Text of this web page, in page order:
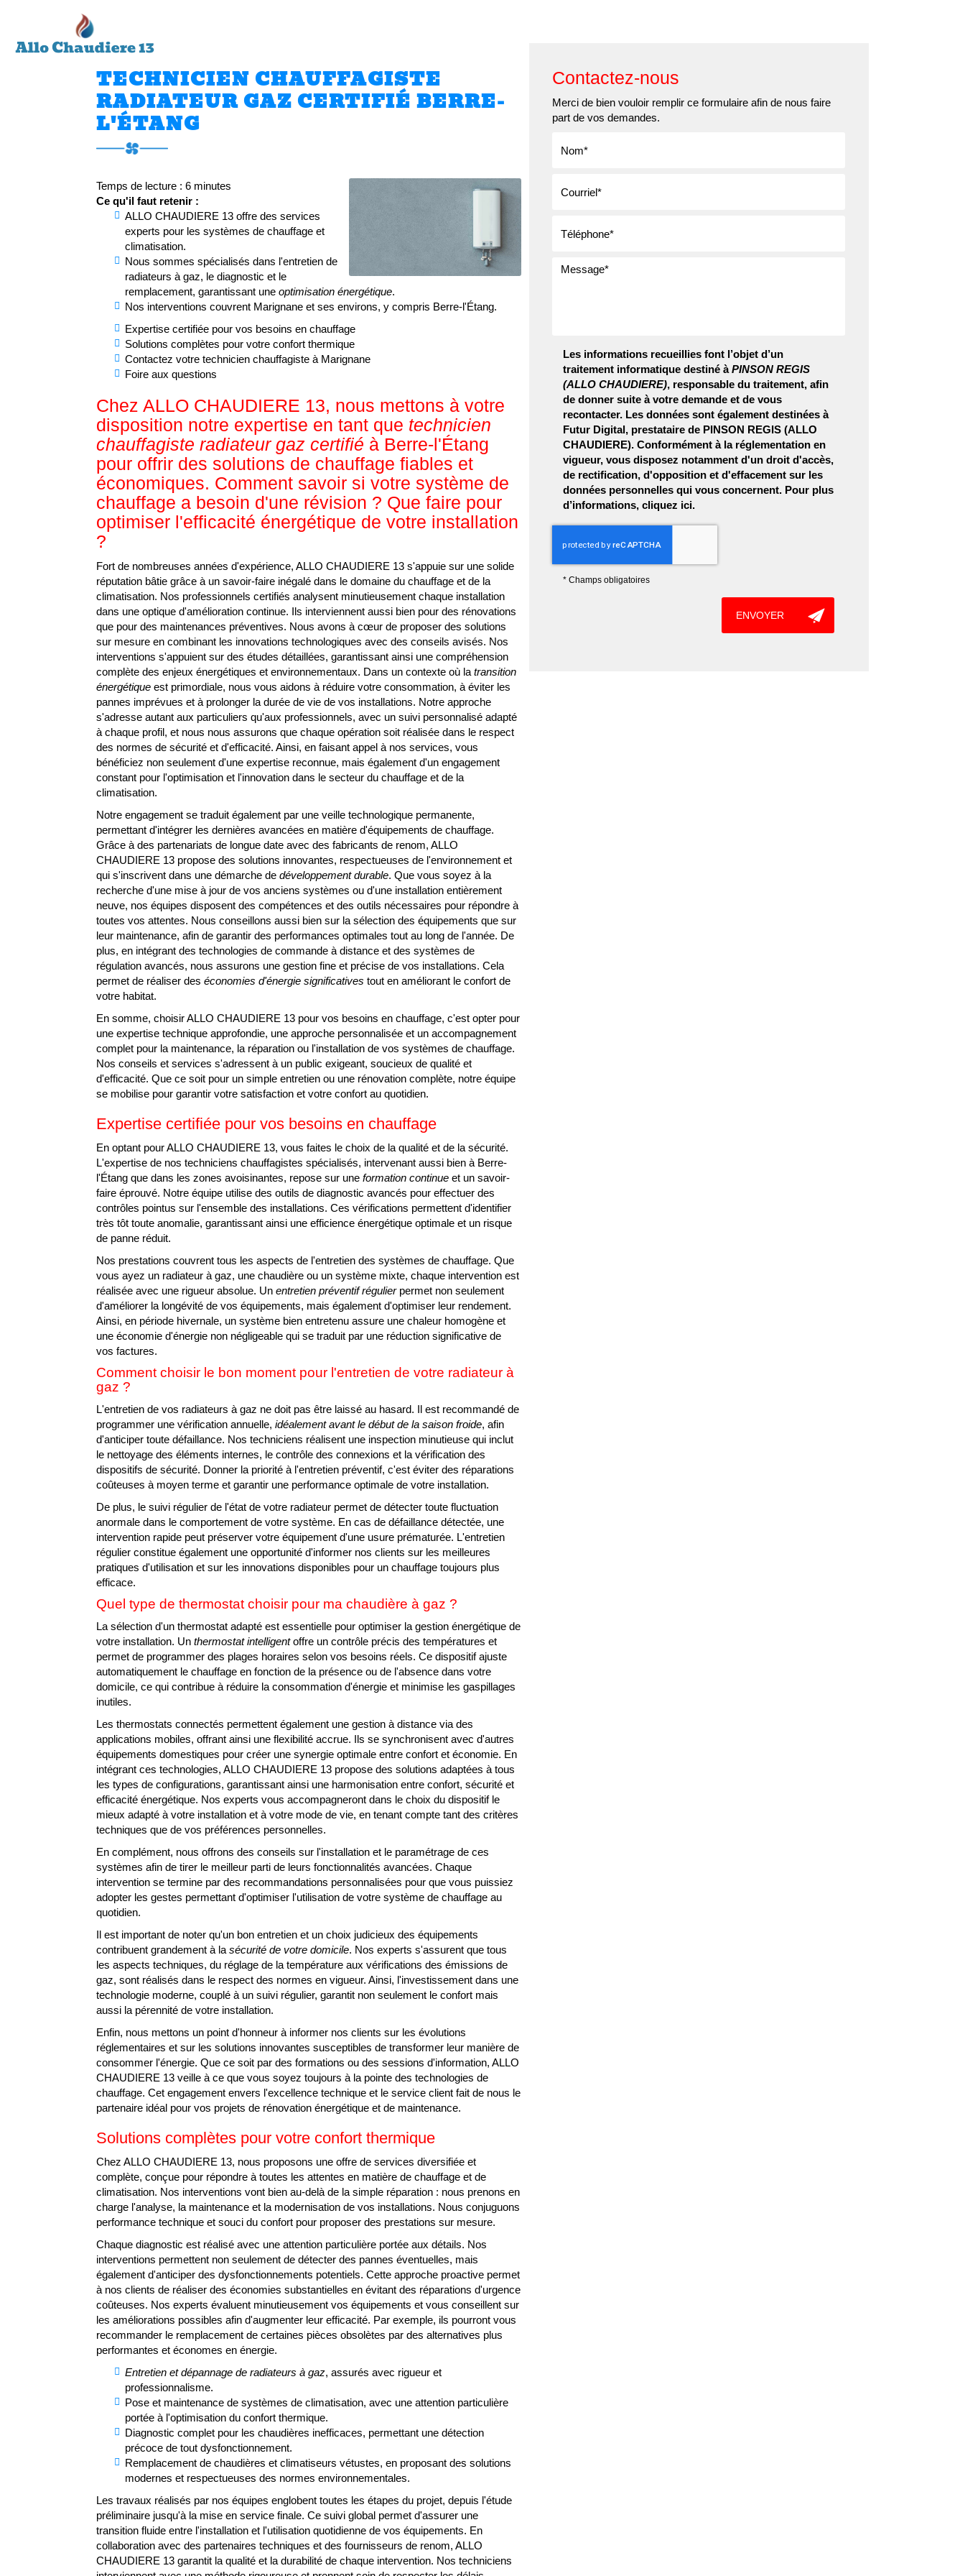
13
TECHNICIEN CHAUFFAGISTE RADIATEUR GAZ
CERTIFIÉ BERRE-L'ÉTANG
Appelez-nous Contactez-nous
TECHNICIEN CHAUFFAGISTE
RADIATEUR GAZ CERTIFIÉ BERRE-
L'ÉTANG
Temps de lecture : 6 minutes
Ce qu'il faut retenir :
ALLO CHAUDIERE 13 offre des services
experts pour les systèmes de chauffage et
climatisation.
Nous sommes spécialisés dans l'entretien de
radiateurs à gaz, le diagnostic et le
remplacement, garantissant uneoptimisation énergétique.
Nos interventions couvrent Marignane et ses environs, y compris Berre-l'Étang.
Expertise certifiée pour vos besoins en chauffage
Solutions complètes pour votre confort thermique
Contactez votre technicien chauffagiste à Marignane
Foire aux questions
Chez ALLO CHAUDIERE 13, nous mettons à votre
disposition notre expertise en tant que technicien
chauffagiste radiateur gaz certifié à Berre-l'Étang
pour offrir des solutions de chauffage fiables et
économiques. Comment savoir si votre système de
chauffage a besoin d'une révision ? Que faire pour
optimiser l'efficacité énergétique de votre installation
?
Fort de nombreuses années d'expérience, ALLO CHAUDIERE 13 s'appuie sur une solide
réputation bâtie grâce à un savoir-faire inégalé dans le domaine du chauffage et de la
climatisation. Nos professionnels certifiés analysent minutieusement chaque installation
dans une optique d'amélioration continue. Ils interviennent aussi bien pour des rénovations
que pour des maintenances préventives. Nous avons à cœur de proposer des solutions
sur mesure en combinant les innovations technologiques avec des conseils avisés. Nos
interventions s'appuient sur des études détaillées, garantissant ainsi une compréhension
complète des enjeux énergétiques et environnementaux. Dans un contexte où latransition
énergétique est primordiale, nous vous aidons à réduire votre consommation, à éviter les
pannes imprévues et à prolonger la durée de vie de vos installations. Notre approche
s'adresse autant aux particuliers qu'aux professionnels, avec un suivi personnalisé adapté
à chaque profil, et nous nous assurons que chaque opération soit réalisée dans le respect
des normes de sécurité et d'efficacité. Ainsi, en faisant appel à nos services, vous
bénéficiez non seulement d'une expertise reconnue, mais également d'un engagement
constant pour l'optimisation et l'innovation dans le secteur du chauffage et de la
climatisation.
Notre engagement se traduit également par une veille technologique permanente,
permettant d'intégrer les dernières avancées en matière d'équipements de chauffage.
Grâce à des partenariats de longue date avec des fabricants de renom, ALLO
CHAUDIERE 13 propose des solutions innovantes, respectueuses de l'environnement et
qui s'inscrivent dans une démarche dedéveloppement durable. Que vous soyez à la
recherche d'une mise à jour de vos anciens systèmes ou d'une installation entièrement
neuve, nos équipes disposent des compétences et des outils nécessaires pour répondre à
toutes vos attentes. Nous conseillons aussi bien sur la sélection des équipements que sur
leur maintenance, afin de garantir des performances optimales tout au long de l'année. De
plus, en intégrant des technologies de commande à distance et des systèmes de
régulation avancés, nous assurons une gestion fine et précise de vos installations. Cela
permet de réaliser deséconomies d'énergie significatives tout en améliorant le confort de
votre habitat.
En somme, choisir ALLO CHAUDIERE 13 pour vos besoins en chauffage, c'est opter pour
une expertise technique approfondie, une approche personnalisée et un accompagnement
complet pour la maintenance, la réparation ou l'installation de vos systèmes de chauffage.
Nos conseils et services s'adressent à un public exigeant, soucieux de qualité et
d'efficacité. Que ce soit pour un simple entretien ou une rénovation complète, notre équipe
se mobilise pour garantir votre satisfaction et votre confort au quotidien.
Expertise certifiée pour vos besoins en chauffage
En optant pour ALLO CHAUDIERE 13, vous faites le choix de la qualité et de la sécurité.
L'expertise de nos techniciens chauffagistes spécialisés, intervenant aussi bien à Berre-
l'Étang que dans les zones avoisinantes, repose sur uneformation continue et un savoir-
faire éprouvé. Notre équipe utilise des outils de diagnostic avancés pour effectuer des
contrôles pointus sur l'ensemble des installations. Ces vérifications permettent d'identifier
très tôt toute anomalie, garantissant ainsi une efficience énergétique optimale et un risque
de panne réduit.
Nos prestations couvrent tous les aspects de l'entretien des systèmes de chauffage. Que
vous ayez un radiateur à gaz, une chaudière ou un système mixte, chaque intervention est
réalisée avec une rigueur absolue. Unentretien préventif régulierpermet non seulement
d'améliorer la longévité de vos équipements, mais également d'optimiser leur rendement.
Ainsi, en période hivernale, un système bien entretenu assure une chaleur homogène et
une économie d'énergie non négligeable qui se traduit par une réduction significative de
vos factures.
Comment choisir le bon moment pour l'entretien de votre radiateur à
gaz ?
L'entretien de vos radiateurs à gaz ne doit pas être laissé au hasard. Il est recommandé de
programmer une vérification annuelle,idéalement avant le début de la saison froide, afin
d'anticiper toute défaillance. Nos techniciens réalisent une inspection minutieuse qui inclut
le nettoyage des éléments internes, le contrôle des connexions et la vérification des
dispositifs de sécurité. Donner la priorité à l'entretien préventif, c'est éviter des réparations
coûteuses à moyen terme et garantir une performance optimale de votre installation.
De plus, le suivi régulier de l'état de votre radiateur permet de détecter toute fluctuation
anormale dans le comportement de votre système. En cas de défaillance détectée, une
intervention rapide peut préserver votre équipement d'une usure prématurée. L'entretien
régulier constitue également une opportunité d'informer nos clients sur les meilleures
pratiques d'utilisation et sur les innovations disponibles pour un chauffage toujours plus
efficace.
Quel type de thermostat choisir pour ma chaudière à gaz ?
La sélection d'un thermostat adapté est essentielle pour optimiser la gestion énergétique de
votre installation. Unthermostat intelligentoffre un contrôle précis des températures et
permet de programmer des plages horaires selon vos besoins réels. Ce dispositif ajuste
automatiquement le chauffage en fonction de la présence ou de l'absence dans votre
domicile, ce qui contribue à réduire la consommation d'énergie et minimise les gaspillages
inutiles.
Les thermostats connectés permettent également une gestion à distance via des
applications mobiles, offrant ainsi une flexibilité accrue. Ils se synchronisent avec d'autres
équipements domestiques pour créer une synergie optimale entre confort et économie. En
intégrant ces technologies, ALLO CHAUDIERE 13 propose des solutions adaptées à tous
les types de configurations, garantissant ainsi une harmonisation entre confort, sécurité et
efficacité énergétique. Nos experts vous accompagneront dans le choix du dispositif le
mieux adapté à votre installation et à votre mode de vie, en tenant compte tant des critères
techniques que de vos préférences personnelles.
En complément, nous offrons des conseils sur l'installation et le paramétrage de ces
systèmes afin de tirer le meilleur parti de leurs fonctionnalités avancées. Chaque
intervention se termine par des recommandations personnalisées pour que vous puissiez
adopter les gestes permettant d'optimiser l'utilisation de votre système de chauffage au
quotidien.
Il est important de noter qu'un bon entretien et un choix judicieux des équipements
contribuent grandement à lasécurité de votre domicile. Nos experts s'assurent que tous
les aspects techniques, du réglage de la température aux vérifications des émissions de
gaz, sont réalisés dans le respect des normes en vigueur. Ainsi, l'investissement dans une
technologie moderne, couplé à un suivi régulier, garantit non seulement le confort mais
aussi la pérennité de votre installation.
Enfin, nous mettons un point d'honneur à informer nos clients sur les évolutions
réglementaires et sur les solutions innovantes susceptibles de transformer leur manière de
consommer l'énergie. Que ce soit par des formations ou des sessions d'information, ALLO
CHAUDIERE 13 veille à ce que vous soyez toujours à la pointe des technologies de
chauffage. Cet engagement envers l'excellence technique et le service client fait de nous le
partenaire idéal pour vos projets de rénovation énergétique et de maintenance.
Solutions complètes pour votre confort thermique
Chez ALLO CHAUDIERE 13, nous proposons une offre de services diversifiée et
complète, conçue pour répondre à toutes les attentes en matière de chauffage et de
climatisation. Nos interventions vont bien au-delà de la simple réparation : nous prenons en
charge l'analyse, la maintenance et la modernisation de vos installations. Nous conjuguons
performance technique et souci du confort pour proposer des prestations sur mesure.
Chaque diagnostic est réalisé avec une attention particulière portée aux détails. Nos
interventions permettent non seulement de détecter des pannes éventuelles, mais
également d'anticiper des dysfonctionnements potentiels. Cette approche proactive permet
à nos clients de réaliser des économies substantielles en évitant des réparations d'urgence
coûteuses. Nos experts évaluent minutieusement vos équipements et vous conseillent sur
les améliorations possibles afin d'augmenter leur efficacité. Par exemple, ils pourront vous
recommander le remplacement de certaines pièces obsolètes par des alternatives plus
performantes et économes en énergie.
Entretien et dépannage de radiateurs à gaz, assurés avec rigueur et
professionnalisme.
Pose et maintenance de systèmes de climatisation, avec une attention particulière
portée à l'optimisation du confort thermique.
Diagnostic complet pour les chaudières inefficaces, permettant une détection
précoce de tout dysfonctionnement.
Remplacement de chaudières et climatiseurs vétustes, en proposant des solutions
modernes et respectueuses des normes environnementales.
Les travaux réalisés par nos équipes englobent toutes les étapes du projet, depuis l'étude
préliminaire jusqu'à la mise en service finale. Ce suivi global permet d'assurer une
transition fluide entre l'installation et l'utilisation quotidienne de vos équipements. En
collaboration avec des partenaires techniques et des fournisseurs de renom, ALLO
CHAUDIERE 13 garantit la qualité et la durabilité de chaque intervention. Nos techniciens
Contactez-nous
Merci de bien vouloir remplir ce formulaire afin de nous faire
part de vos demandes.
Les informations recueillies font l’objet d’un
traitement informatique destiné àPINSON REGIS
(ALLO CHAUDIERE), responsable du traitement, afin
de donner suite à votre demande et de vous
recontacter. Les données sont également destinées à
Futur Digital, prestataire de PINSON REGIS (ALLO
CHAUDIERE). Conformément à la réglementation en
vigueur, vous disposez notamment d'un droit d'accès,
de rectification, d'opposition et d'effacement sur les
données personnelles qui vous concernent. Pour plus
d’informations, cliquez ici.
* Champs obligatoires